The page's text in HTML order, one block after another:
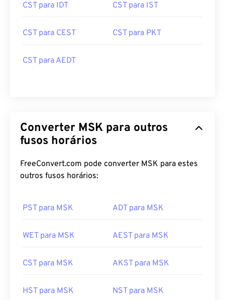
CST para IDT CST para IST
CST para CEST CST para PKT
CST para AEDT
Converter MSK para outros
fusos horários
FreeConvert.com pode converter MSK para estes
outros fusos horários:
PST para MSK ADT para MSK
WET para MSK AEST para MSK
CST para MSK AKST para MSK
HST para MSK NST para MSK